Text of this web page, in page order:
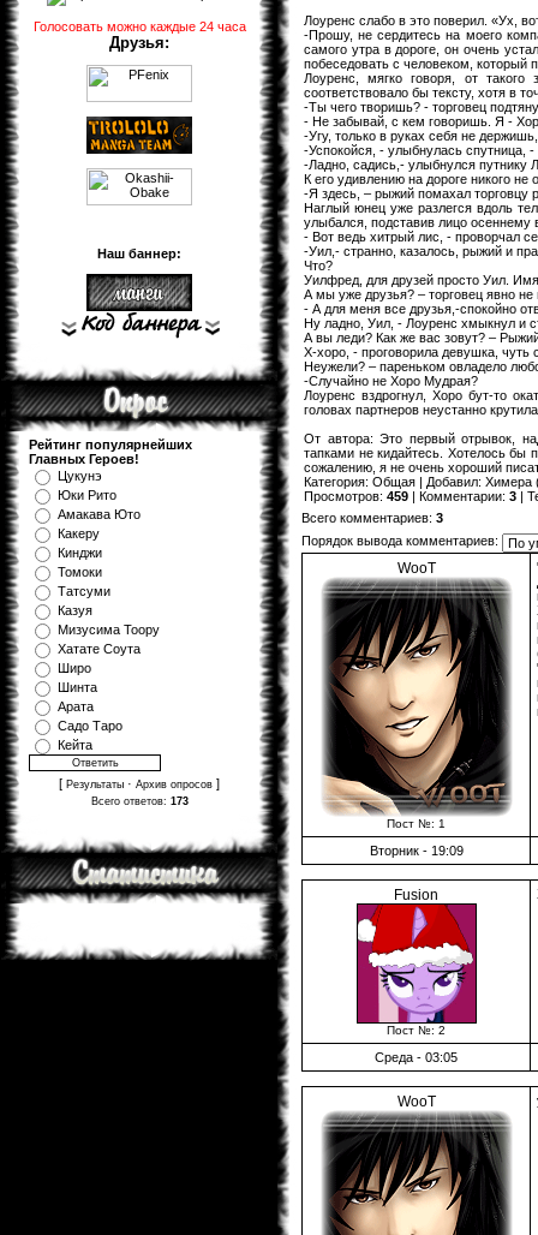
Голосовать можно каждые 24 часа
Друзья:
Наш баннер:
Рейтинг популярнейших
Главных Героев!
Цукунэ
Юки Рито
Амакава Юто
Какеру
Кинджи
Томоки
Татсуми
Казуя
Мизуcима Тоору
Хатате Соута
Широ
Шинта
Арата
Садо Таро
Кейта
[ Результаты · Архив опросов ]
Всего ответов: 173
Лоуренс слабо в это поверил. «Ух,
-Прошу, не сердитесь на моего
самого утра в дороге, он очень
побеседовать с человеком, который
Лоуренс, мягко говоря, от
соответствовало бы тексту, хотя в
-Ты чего творишь? - торговец
- Не забывай, с кем говоришь. Я -
-Угу, только в руках себя не
-Успокойся, - улыбнулась спутница,
-Ладно, садись,- улыбнулся путнику
К его удивлению на дороге никого не
-Я здесь, – рыжий помахал торговцу
Наглый юнец уже разлегся вдоль
улыбался, подставив лицо осеннему
- Вот ведь хитрый лис, - проворчал
-Уил,- странно, казалось, рыжий и
Что?
Уилфред, для друзей просто Уил.
А мы уже друзья? – торговец явно не
- А для меня все друзья,-спокойно
Ну ладно, Уил, - Лоуренс хмыкнул и
А вы леди? Как же вас зовут? –
Х-хоро, - проговорила девушка,
Неужели? – пареньком овладело
-Случайно не Хоро Мудрая?
Лоуренс вздрогнул, Хоро бут-то
головах партнеров неустанно
От автора: Это первый отрывок,
тапками не кидайтесь. Хотелось бы
сожалению, я не очень хороший
Категория: Общая | Добавил: Химера
Просмотров: 459 | Комментарии: 3 |
Всего комментариев: 3
Порядок вывода комментариев:
WooT
Пост №: 1
Вторник - 19:09
Fusion
Пост №: 2
Среда - 03:05
WooT